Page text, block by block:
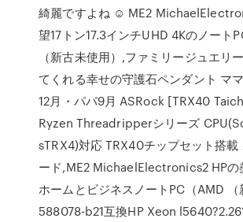
綺麗ですよね ☺️ ME2
望17トン17.3インチUHD 4Kのノート
（新古未使用）,ファミリージュエリ
てくれる幸せの守護石ペンダント マ
12月・パパ9月 ASRock [TRX40
Ryzen Threadripperシリーズ
sTRX4)対応 TRX40チップセット搭載
ード,ME2 MichaelElectronics2 HPの
ホームとビジネスノートPC（AMD （
588078-b21互換HP Xeon